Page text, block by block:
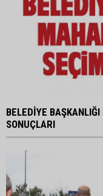
BELEDİYE
SONUÇLARI